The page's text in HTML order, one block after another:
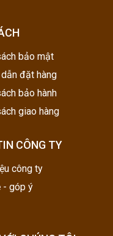
bảo mật
đặt hàng
bảo hành
giao hàng
CÔNG TY
công ty
- góp ý